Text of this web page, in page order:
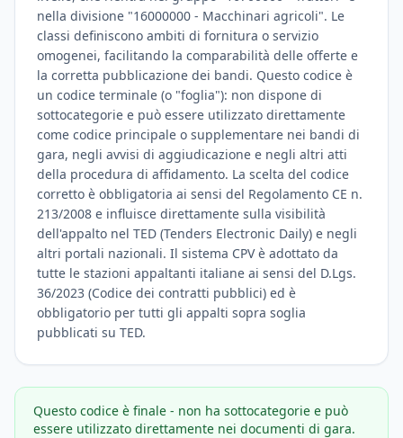
nella divisione "16000000 - Macchinari agricoli". Le
classi definiscono ambiti di fornitura o servizio
omogenei, facilitando la comparabilità delle offerte e
la corretta pubblicazione dei bandi. Questo codice è
un codice terminale (o "foglia"): non dispone di
sottocategorie e può essere utilizzato direttamente
come codice principale o supplementare nei bandi di
gara, negli avvisi di aggiudicazione e negli altri atti
della procedura di affidamento. La scelta del codice
corretto è obbligatoria ai sensi del Regolamento CE n.
213/2008 e influisce direttamente sulla visibilità
dell'appalto nel TED (Tenders Electronic Daily) e negli
altri portali nazionali. Il sistema CPV è adottato da
tutte le stazioni appaltanti italiane ai sensi del D.Lgs.
36/2023 (Codice dei contratti pubblici) ed è
obbligatorio per tutti gli appalti sopra soglia
pubblicati su TED.
Questo codice è finale - non ha sottocategorie e può
essere utilizzato direttamente nei documenti di gara.